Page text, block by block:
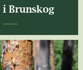
Brunskog